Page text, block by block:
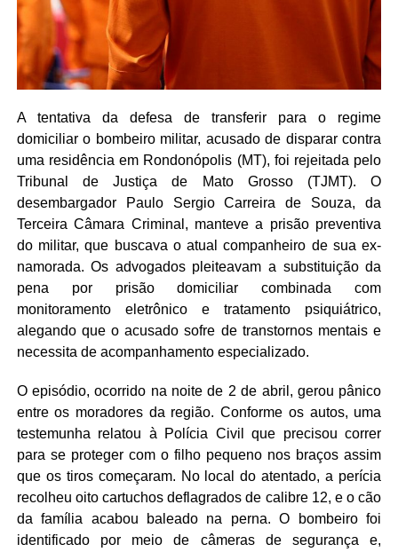
A tentativa da defesa de transferir para o regime
domiciliar o bombeiro militar, acusado de disparar contra
uma residência em Rondonópolis (MT), foi rejeitada pelo
Tribunal de Justiça de Mato Grosso (TJMT). O
desembargador Paulo Sergio Carreira de Souza, da
Terceira Câmara Criminal, manteve a prisão preventiva
do militar, que buscava o atual companheiro de sua ex-
namorada. Os advogados pleiteavam a substituição da
pena por prisão domiciliar combinada com
monitoramento eletrônico e tratamento psiquiátrico,
alegando que o acusado sofre de transtornos mentais e
necessita de acompanhamento especializado.
O episódio, ocorrido na noite de 2 de abril, gerou pânico
entre os moradores da região. Conforme os autos, uma
testemunha relatou à Polícia Civil que precisou correr
para se proteger com o filho pequeno nos braços assim
que os tiros começaram. No local do atentado, a perícia
recolheu oito cartuchos deflagrados de calibre 12, e o cão
da família acabou baleado na perna. O bombeiro foi
identificado por meio de câmeras de segurança e,